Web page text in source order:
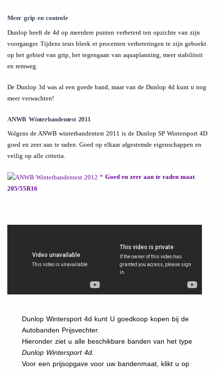
Meer grip en controle
Dunlop heeft de 4d op meerdere punten verbeterd ten opzichte van zijn
voorganger. Tijdens tests bleek er procenten verbeteringen te zijn geboekt
op het gebied van grip, het tegengaan van aquaplanning, meer stabiliteit
en remweg.
De Dunlop 3d was al een goede band, maar van de Dunlop 4d kunt u nog
meer verwachten!
ANWB Winterbandentest 2011
Volgens de ANWB winterbandentest 2011 is de Dunlop SP Wintersport 4D
goed en zeer aan te raden. Goed op elkaar afgestemde eigenschappen en
veilig op alle criteria.
* Goed en zeer aan te raden maat
205/55R16
Dunlop Wintersport 4d kunt U goedkoop kopen bij de
Autobanden Prijsvechter.
Hieronder ziet u alle beschikbare banden van het type
Dunlop Wintersport 4d.
Voor een prijsopgave voor uw bandenmaat, klikt u op